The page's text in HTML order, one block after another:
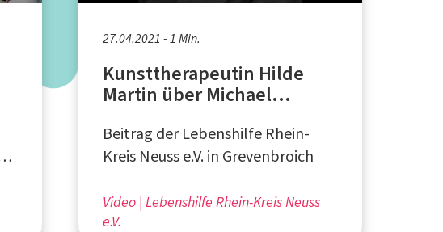
27.04.2021 - 1 Min.
Kunsttherapeutin Hilde
Martin über Michael
Beitrag der Lebenshilfe Rhein-
Kreis Neuss e.V. in Grevenbroich
Video Lebenshilfe Rhein-Kreis Neuss
e.V.